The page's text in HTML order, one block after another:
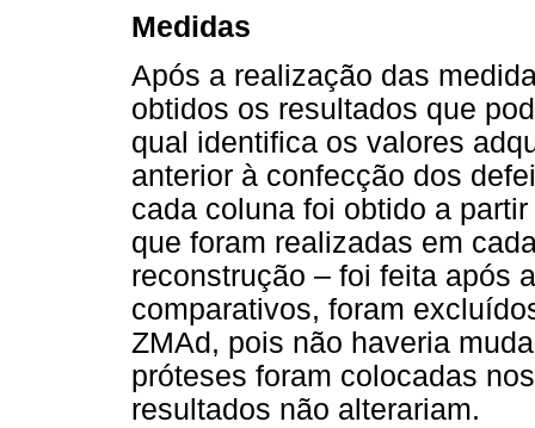
Medidas
Após a realização das
obtidos os resultados que
qual identifica os valores
anterior à confecção dos
cada coluna foi obtido a
que foram realizadas em
reconstrução – foi feita após
comparativos, foram
ZMAd, pois não haveria
próteses foram colocadas
resultados não alterariam.